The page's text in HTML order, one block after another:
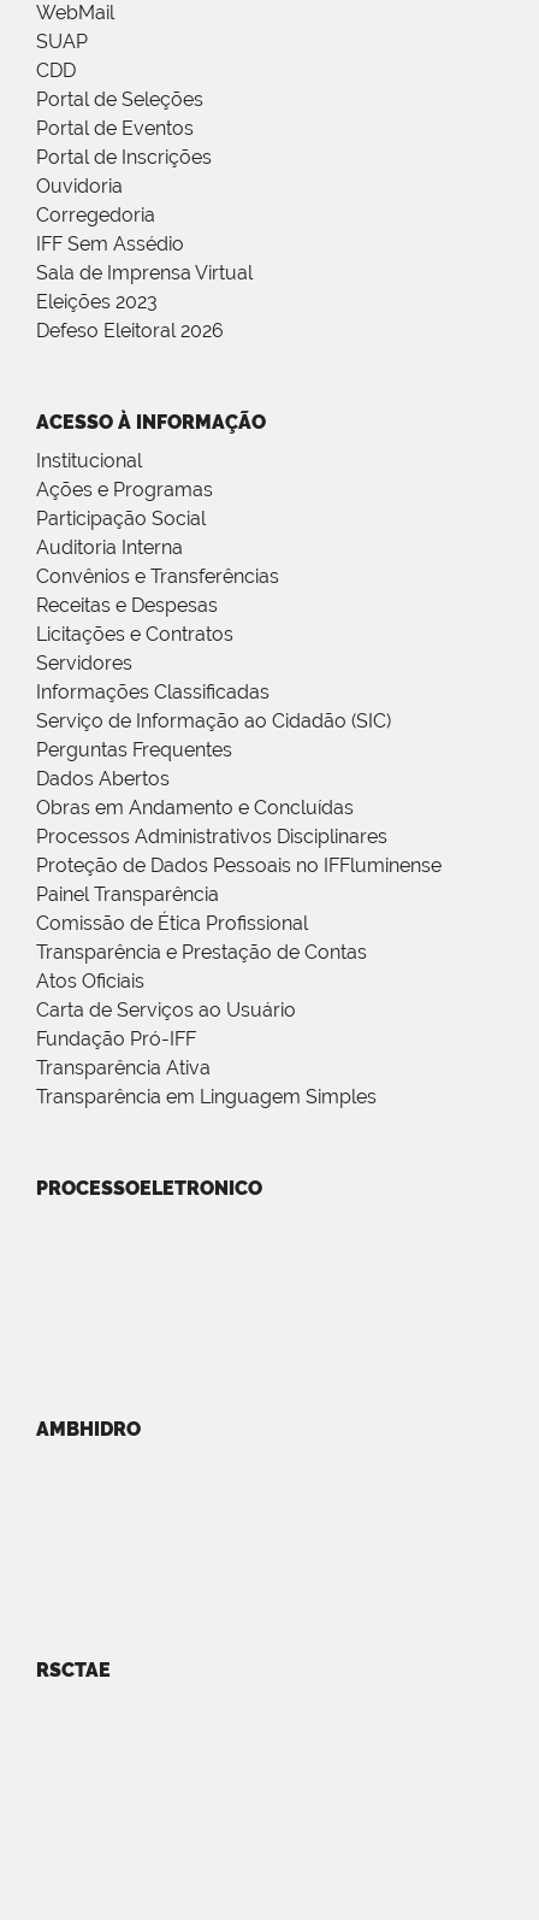
WebMail
SUAP
CDD
Portal de Seleções
Portal de Eventos
Portal de Inscrições
Ouvidoria
Corregedoria
IFF Sem Assédio
Sala de Imprensa Virtual
Eleições 2023
Defeso Eleitoral 2026
ACESSO À INFORMAÇÃO
Institucional
Ações e Programas
Participação Social
Auditoria Interna
Convênios e Transferências
Receitas e Despesas
Licitações e Contratos
Servidores
Informações Classificadas
Serviço de Informação ao Cidadão (SIC)
Perguntas Frequentes
Dados Abertos
Obras em Andamento e Concluídas
Processos Administrativos Disciplinares
Proteção de Dados Pessoais no IFFluminense
Painel Transparência
Comissão de Ética Profissional
Transparência e Prestação de Contas
Atos Oficiais
Carta de Serviços ao Usuário
Fundação Pró-IFF
Transparência Ativa
Transparência em Linguagem Simples
PROCESSOELETRONICO
AMBHIDRO
RSCTAE